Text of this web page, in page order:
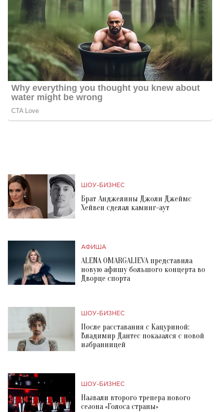
ШОУ-БИЗНЕС
Брат Анджелины Джоли Джеймс
Хейвен сделал каминг-аут
АФИША
ALENA OMARGALIEVA представила
новую афишу большого концерта во
Дворце спорта
ШОУ-БИЗНЕС
После расставания с Кацуриной:
Владимир Дантес показался с новой
избранницей
ШОУ-БИЗНЕС
Назвали второго тренера нового
сезона «Голоса страны»